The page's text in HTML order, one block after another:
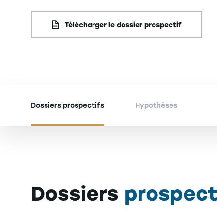
Télécharger le dossier prospectif
Dossiers prospectifs Hypothèses
Dossiers